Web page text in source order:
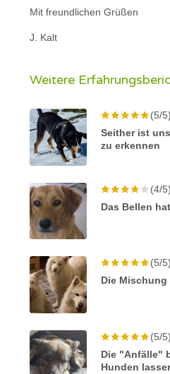
Mit freundlichen Grüßen
J. Kalt
Weitere
(5/5)
Seither ist
zu erkennen
(4/5)
Das Bellen
(5/5)
Die
(5/5)
Die "Anfälle"
Hunden